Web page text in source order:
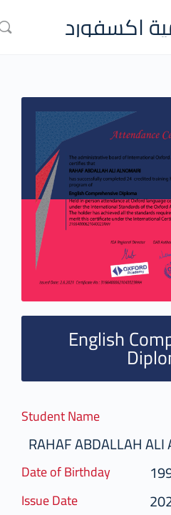
اكسفورد
English
Student Name
RAHAF ABDALLAH
Date of Birthday
Issue Date